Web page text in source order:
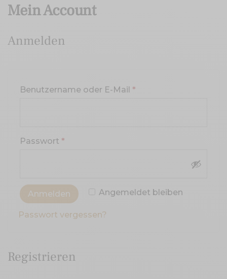
Mein Account
Anmelden
Benutzername oder E-Mail *
Passwort *
Angemeldet bleiben
Anmelden
Passwort vergessen?
Registrieren